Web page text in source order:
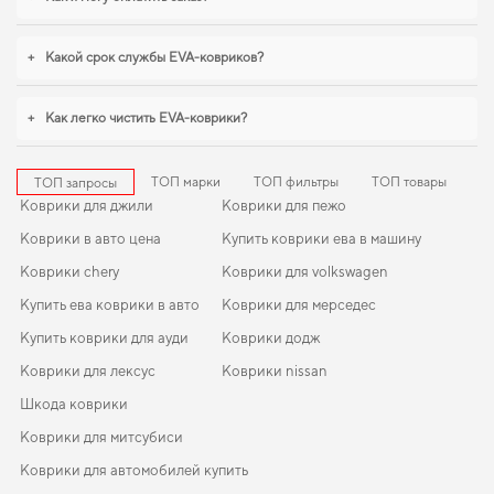
логично дополнят оснащение салона. Рады быть полезными в заботе о
+ Какой срок службы EVA-ковриков?
+ Как легко чистить EVA-коврики?
ТОП запросы ТОП марки ТОП фильтры ТОП товары
Коврики для джили
Коврики в авто цена
Коврики chery
Купить ева коврики в авто
Купить коврики для ауди
Коврики для лексус
Коврики для пежо
Купить коврики ева в машину
Коврики для volkswagen
Коврики для мерседес
Коврики додж
Коврики nissan
Шкода коврики
Коврики для митсубиси
Коврики для автомобилей купить